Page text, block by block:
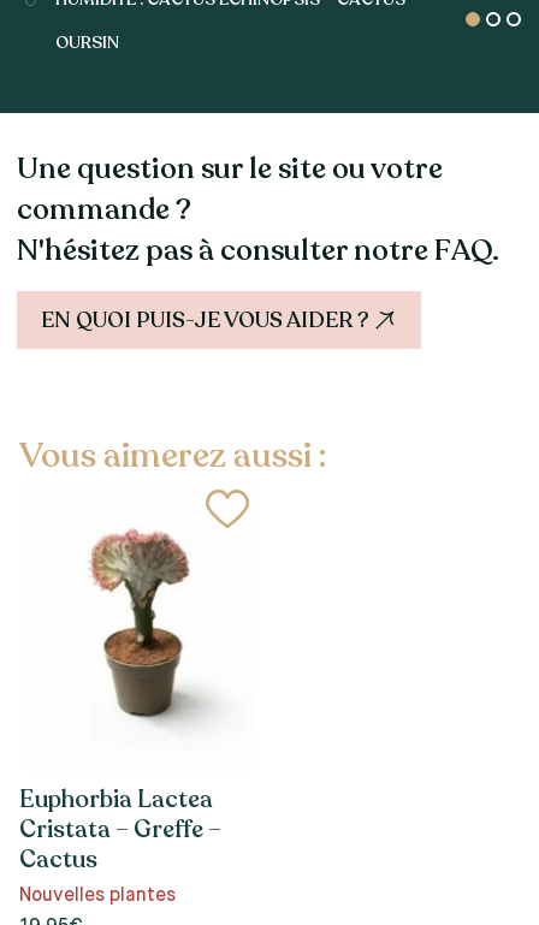
OURSIN
Une question sur le site ou votre
commande ?
N'hésitez pas à consulter notre FAQ.
EN QUOI PUIS-JE VOUS AIDER ?
Vous aimerez aussi :
Euphorbia Lactea
Cristata – Greffe –
Cactus
Nouvelles plantes